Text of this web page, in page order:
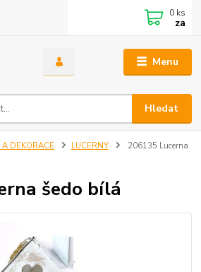
Menu
Hledat
0 ks
za
A DEKORACE LUCERNY
206135 Lucerna
šedo bílá